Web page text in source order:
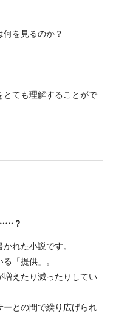
を見るのか？
ても理解することがで
？
れた小説です。
「提供」。
えたり減ったりしてい
との間で繰り広げられ